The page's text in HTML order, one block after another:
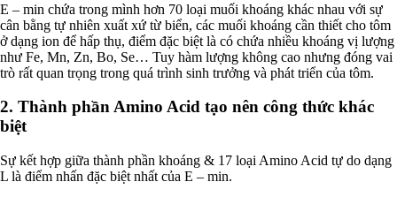
E – min chứa trong mình hơn 70 loại muối khoáng khác nhau với sự
cân bằng tự nhiên xuất xứ từ biển, các muối khoáng cần thiết cho tôm
ở dạng ion để hấp thụ, điểm đặc biệt là có chứa nhiều khoáng vị lượng
như Fe, Mn, Zn, Bo, Se… Tuy hàm lượng không cao nhưng đóng vai
trò rất quan trọng trong quá trình sinh trưởng và phát triển của tôm.
2. Thành phần Amino Acid tạo nên công thức khác
biệt
Sự kết hợp giữa thành phần khoáng & 17 loại Amino Acid tự do dạng
L là điểm nhấn đặc biệt nhất của E – min.